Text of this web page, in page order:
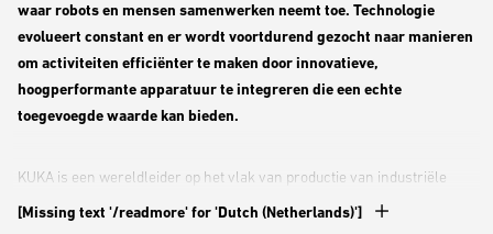
waar robots en mensen samenwerken neemt toe. Technologie
evolueert constant en er wordt voortdurend gezocht naar manieren
om activiteiten efficiënter te maken door innovatieve,
hoogperformante apparatuur te integreren die een echte
toegevoegde waarde kan bieden.
KUKA is een wereldleider op het vlak van productie van industriële
robots. Het bedrijf werd oorspronkelijk opgericht in 1898 en richtte
[Missing text '/readmore' for 'Dutch (Netherlands)']